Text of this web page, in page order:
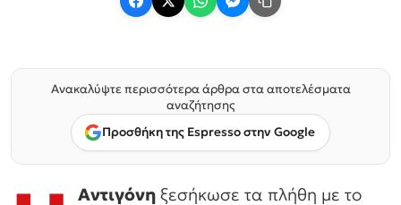
Ανακαλύψτε περισσότερα άρθρα στα αποτελέσματα
αναζήτησης
Προσθήκη της Espresso στην Google
Αντιγόνη ξεσήκωσε τα πλήθη με το